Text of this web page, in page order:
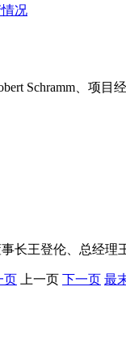
况
Schramm、项目
长王登伦、总经理
页 上一页 下一页 最